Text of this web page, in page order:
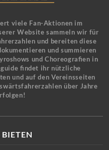
viele Fan-Aktionen im
Website sammeln wir für
und bereiten diese
und summieren
und Choreografien in
findet ihr nützliche
und auf den Vereinsseiten
über Jahre